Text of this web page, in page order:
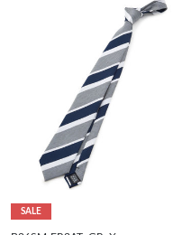
SALE